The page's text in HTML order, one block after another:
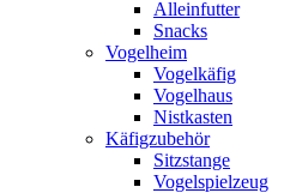
Alleinfutter
Snacks
Vogelheim
Vogelkäfig
Vogelhaus
Nistkasten
Käfigzubehör
Sitzstange
Vogelspielzeug